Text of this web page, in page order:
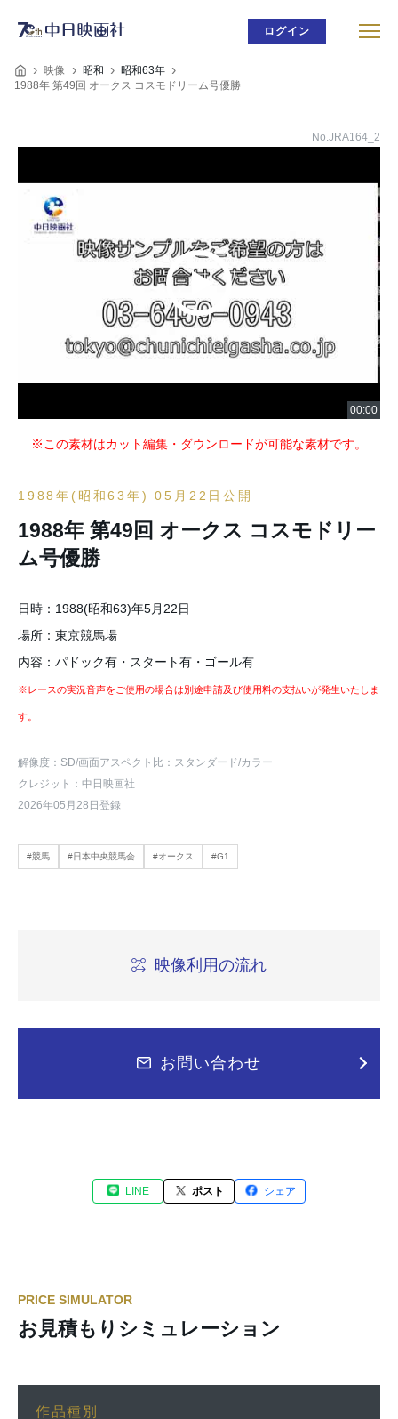
ログイン
映像 昭和
昭和63年
1988年 第49回 オークス コスモドリーム号優勝
No.JRA164_2
※この素材はカット編集・ダウンロードが可能な素材です。
1988年(昭和63年) 05月22日公開
1988年 第49回 オークス コスモドリー
ム号優勝
日時：1988(昭和63)年5月22日
場所：東京競馬場
内容：パドック有・スタート有・ゴール有
※レースの実況音声をご使用の場合は別途申請及び使用料の支払いが発生いたしま
す。
解像度：SD/画面アスペクト比：スタンダード/カラー
クレジット：中日映画社
2026年05月28日登録
#競馬 #日本中央競馬会 #オークス #G1
映像利用の流れ
お問い合わせ
LINE ポスト シェア
PRICE SIMULATOR
お見積もりシミュレーション
作品種別